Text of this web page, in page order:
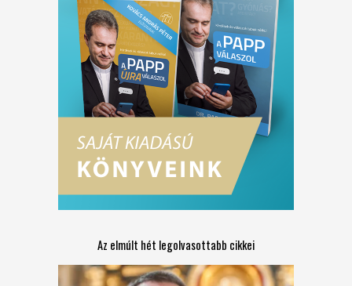
Az elmúlt hét legolvasottabb cikkei